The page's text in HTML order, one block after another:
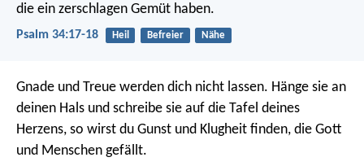
die ein zerschlagen Gemüt haben.
Psalm 34:17-18 Heil Befreier Nähe
Gnade und Treue werden dich nicht lassen. Hänge sie an
deinen Hals und schreibe sie auf die Tafel deines
Herzens, so wirst du Gunst und Klugheit finden, die Gott
und Menschen gefällt.